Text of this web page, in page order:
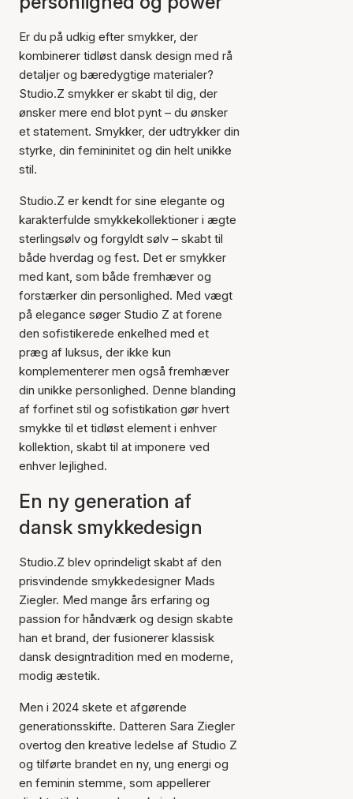
Er du på udkig efter smykker, der
kombinerer tidløst dansk design med rå
detaljer og bæredygtige materialer?
Studio.Z smykker er skabt til dig, der
ønsker mere end blot pynt – du ønsker
et statement. Smykker, der udtrykker din
styrke, din femininitet og din helt unikke
stil.
Studio.Z er kendt for sine elegante og
karakterfulde smykkekollektioner i ægte
sterlingsølv og forgyldt sølv – skabt til
både hverdag og fest. Det er smykker
med kant, som både fremhæver og
forstærker din personlighed. Med vægt
på elegance søger Studio Z at forene
den sofistikerede enkelhed med et
præg af luksus, der ikke kun
komplementerer men også fremhæver
din unikke personlighed. Denne blanding
af forfinet stil og sofistikation gør hvert
smykke til et tidløst element i enhver
kollektion, skabt til at imponere ved
enhver lejlighed.
En ny generation af
dansk smykkedesign
Studio.Z blev oprindeligt skabt af den
prisvindende smykkedesigner Mads
Ziegler. Med mange års erfaring og
passion for håndværk og design skabte
han et brand, der fusionerer klassisk
dansk designtradition med en moderne,
modig æstetik.
Men i 2024 skete et afgørende
generationsskifte. Datteren Sara Ziegler
overtog den kreative ledelse af Studio Z
og tilførte brandet en ny, ung energi og
en feminin stemme, som appellerer